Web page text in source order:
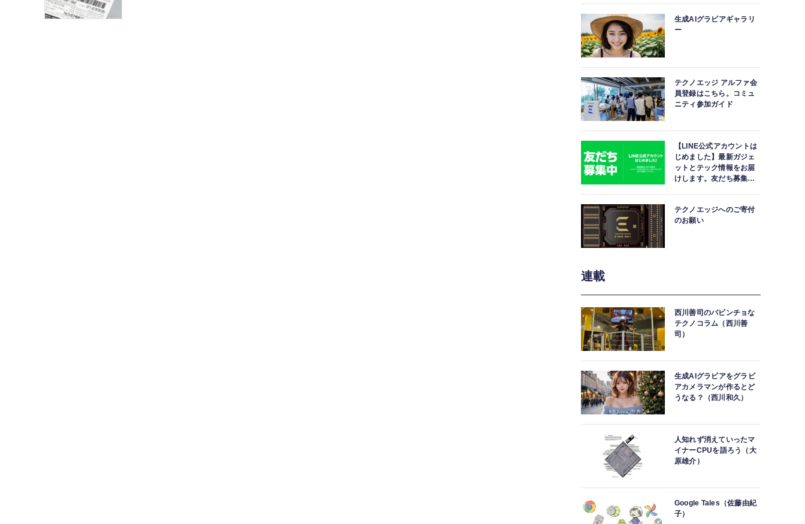
生成AIグラビアギャラリ
ー
テクノエッジ アルファ会
員登録はこちら。コミュ
ニティ参加ガイド
【LINE公式アカウントは
じめました】最新ガジェ
ットとテック情報をお届
けします。友だち募集
テクノエッジへのご寄付
のお願い
連載
西川善司のバビンチョな
テクノコラム（西川善
司）
生成AIグラビアをグラビ
アカメラマンが作るとど
うなる？（西川和久）
人知れず消えていったマ
イナーCPUを語ろう（大
原雄介）
Google Tales（佐藤由紀
子）